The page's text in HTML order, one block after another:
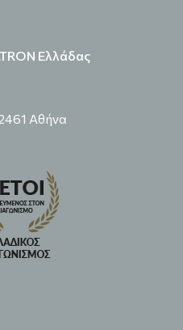
Ελλάδας
Αθήνα